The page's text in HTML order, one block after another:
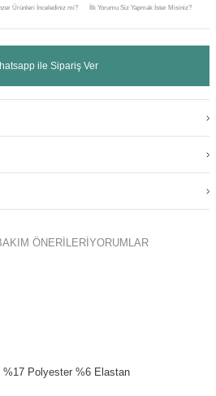
ÖNERİLERİ YORUMLAR
Polyester %6 Elastan
Ürünleri İncelediniz mi? İlk Yorumu Siz Yapmak İster Misiniz?
ile Sipariş Ver